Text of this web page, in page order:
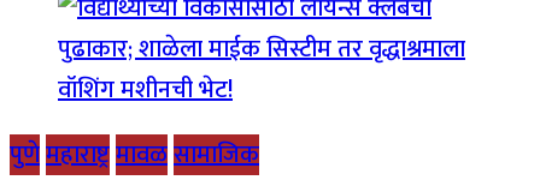
पुणेमहाराष्ट्रमावळसामाजिक